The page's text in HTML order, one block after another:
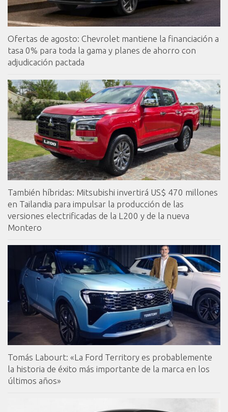
Ofertas de agosto: Chevrolet mantiene la financiación a
tasa 0% para toda la gama y planes de ahorro con
adjudicación pactada
También híbridas: Mitsubishi invertirá US$ 470 millones
en Tailandia para impulsar la producción de las
versiones electrificadas de la L200 y de la nueva
Montero
Tomás Labourt: «La Ford Territory es probablemente
la historia de éxito más importante de la marca en los
últimos años»